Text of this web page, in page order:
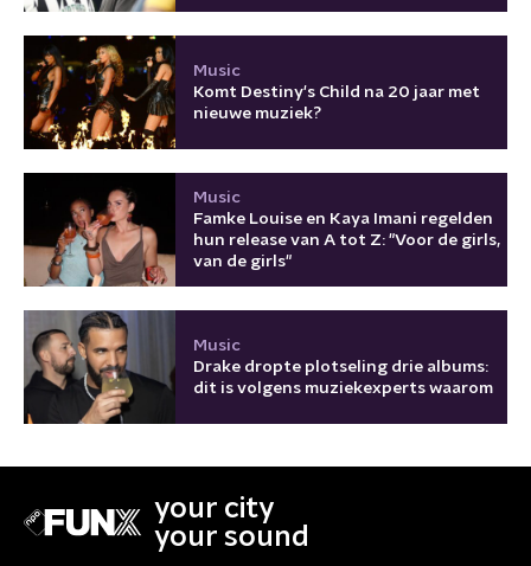
Music
Komt Destiny's Child na 20 jaar met
nieuwe muziek?
Music
Famke Louise en Kaya Imani regelden
hun release van A tot Z: "Voor de girls,
van de girls"
Music
Drake dropte plotseling drie albums:
dit is volgens muziekexperts waarom
your city
your sound